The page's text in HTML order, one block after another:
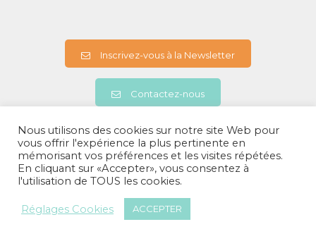
Inscrivez-vous à la Newsletter
Contactez-nous
Politiques de confidentialités
Nous utilisons des cookies sur notre site Web pour
vous offrir l'expérience la plus pertinente en
mémorisant vos préférences et les visites répétées.
En cliquant sur «Accepter», vous consentez à
l'utilisation de TOUS les cookies.
Réglages Cookies ACCEPTER